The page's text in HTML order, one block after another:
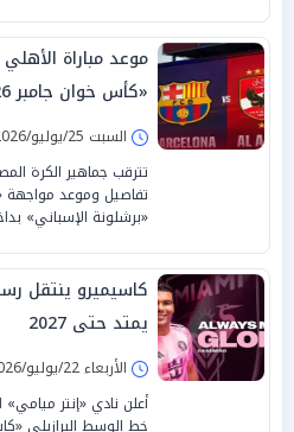
موعد مباراة
«كأس خوان جامبر 2026»
السبت 25/يوليو/2026 - 07:29 م
تترقب جماهير الكرة
تفاصيل وموعد مواجهة
«برشلونة الإسباني» بداخل
كاسيميرو ينتقل
يمتد حتى 2027
الأربعاء 22/يوليو/2026 - 07:40 م
أعلن نادي «إنتر
خط الوسط البرازيلي